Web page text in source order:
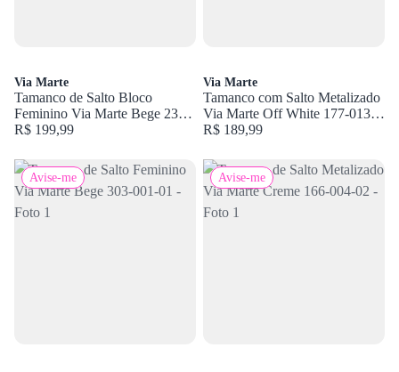
Via Marte
Tamanco de Salto Bloco
Feminino Via Marte Bege 23-
20804-01
R$ 199,99
Via Marte
Tamanco com Salto Metalizado
Via Marte Off White 177-013-
04
R$ 189,99
Avise-me Avise-me